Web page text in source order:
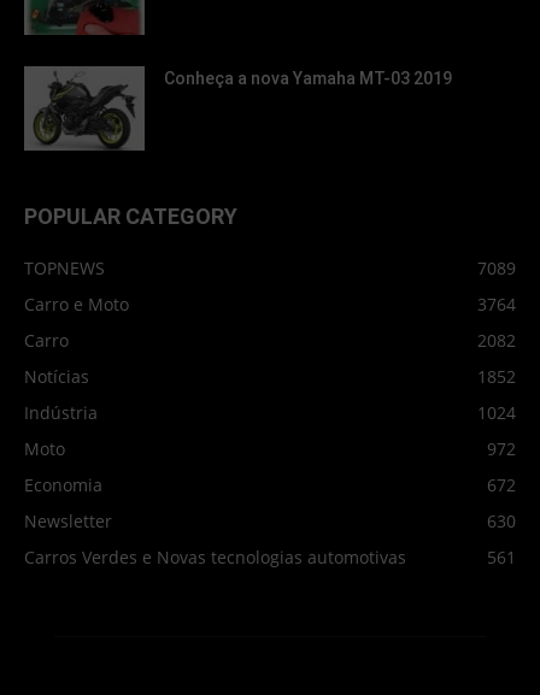
Conheça a nova Yamaha MT-03 2019
POPULAR CATEGORY
TOPNEWS
7089
Carro e Moto
3764
Carro
2082
Notícias
1852
Indústria
1024
Moto
972
Economia
672
Newsletter
630
Carros Verdes e Novas tecnologias automotivas
561